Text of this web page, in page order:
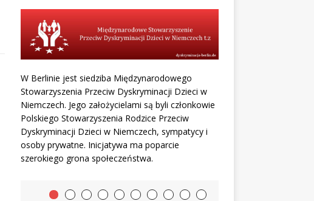
W Berlinie jest siedziba Międzynarodowego
Stowarzyszenia Przeciw Dyskryminacji Dzieci w
Niemczech. Jego założycielami są byli członkowie
Polskiego Stowarzyszenia Rodzice Przeciw
Dyskryminacji Dzieci w Niemczech, sympatycy i
osoby prywatne. Inicjatywa ma poparcie
szerokiego grona społeczeństwa.